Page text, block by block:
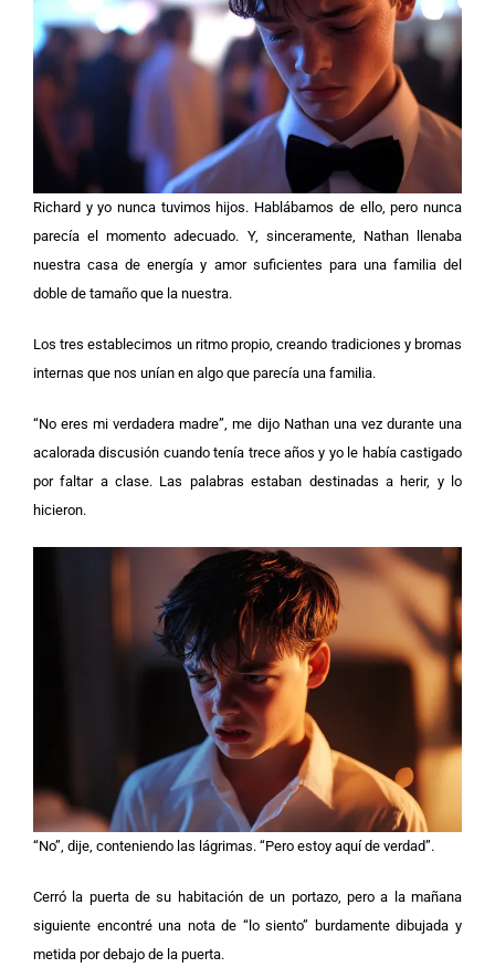
Richard y yo nunca tuvimos hijos. Hablábamos de ello, pero nunca
parecía el momento adecuado. Y, sinceramente, Nathan llenaba
nuestra casa de energía y amor suficientes para una familia del
doble de tamaño que la nuestra.
Los tres establecimos un ritmo propio, creando tradiciones y bromas
internas que nos unían en algo que parecía una familia.
“No eres mi verdadera madre”, me dijo Nathan una vez durante una
acalorada discusión cuando tenía trece años y yo le había castigado
por faltar a clase. Las palabras estaban destinadas a herir, y lo
hicieron.
“No”, dije, conteniendo las lágrimas. “Pero estoy aquí de verdad”.
Cerró la puerta de su habitación de un portazo, pero a la mañana
siguiente encontré una nota de “lo siento” burdamente dibujada y
metida por debajo de la puerta.